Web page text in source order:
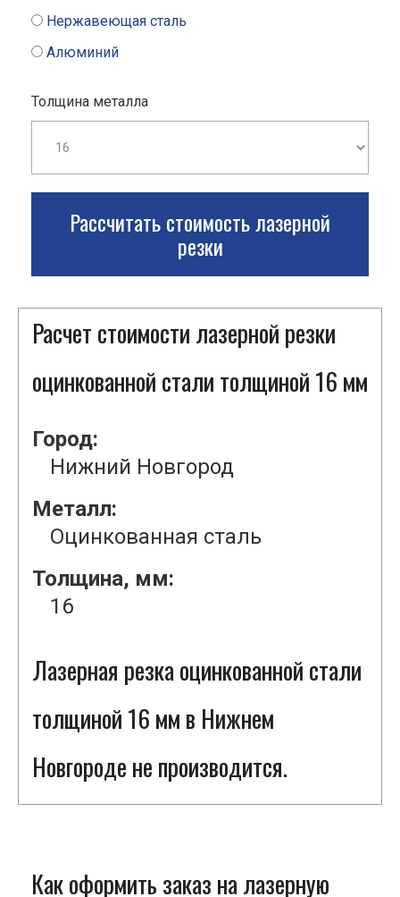
Нержавеющая сталь
Алюминий
Толщина металла
Рассчитать стоимость лазерной
резки
Расчет стоимости лазерной резки
оцинкованной стали толщиной 16 мм
Город:
Нижний Новгород
Металл:
Оцинкованная сталь
Толщина, мм:
16
Лазерная резка оцинкованной стали
толщиной 16 мм в Нижнем
Новгороде не производится.
Как оформить заказ на лазерную